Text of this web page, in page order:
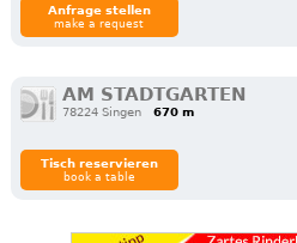
Anfrage stellen
make a request
AM STADTGARTEN
78224 Singen
670 m
Tisch reservieren
book a table